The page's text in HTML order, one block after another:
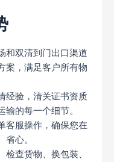
和双清到门出口渠道
案，满足客户所有物
经验，清关证书资质
的每一个细节。
客服操作，确保您在
心。
查货物、换包装、